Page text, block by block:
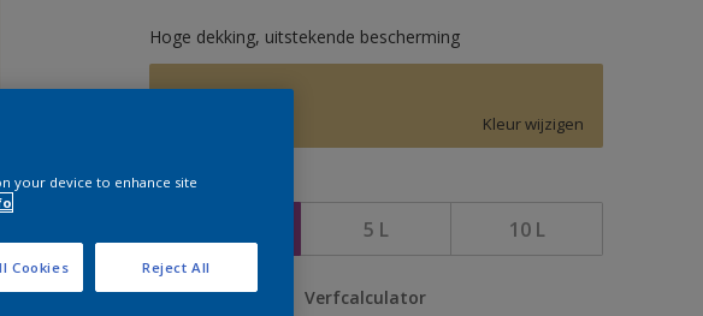
Hoge dekking, uitstekende bescherming
F7.25.70
Kleur wijzigen
Grootte
5 L 10 L
Aantal Verfcalculator
your device to enhance site
Reject All
Cookies